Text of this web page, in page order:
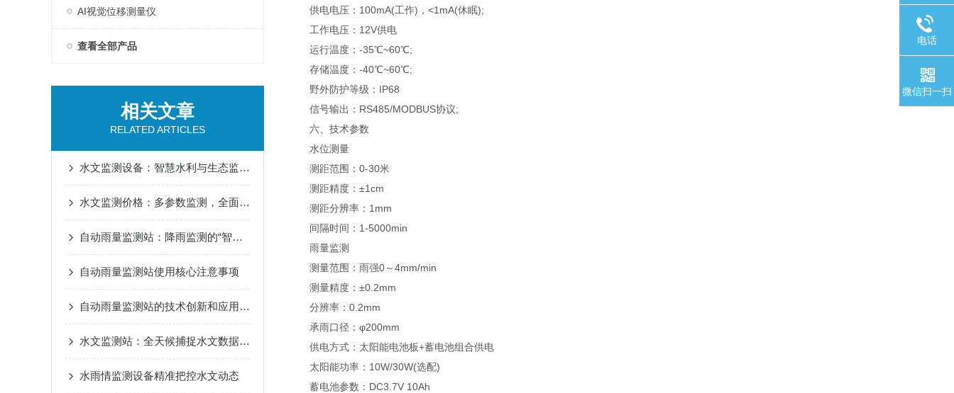
AI视觉位移测量仪
查看全部产品
相关文章
RELATED ARTICLES
水文监测设备：智慧水利与生态监测的精准数据基石
水文监测价格：多参数监测，全面感知，助力水利现代化
自动雨量监测站：降雨监测的“智能哨兵”
自动雨量监测站使用核心注意事项
自动雨量监测站的技术创新和应用成效
水文监测站：全天候捕捉水文数据，筑牢水安全“智慧防线”
水雨情监测设备精准把控水文动态
供电电压：100mA(工作)，<1mA(休眠);
工作电压：12V供电
运行温度：-35℃~60℃;
存储温度：-40℃~60℃;
野外防护等级：IP68
信号输出：RS485/MODBUS协议;
六、技术参数
水位测量
测距范围：0-30米
测距精度：±1cm
测距分辨率：1mm
间隔时间：1-5000min
雨量监测
测量范围：雨强0～4mm/min
测量精度：±0.2mm
分辨率：0.2mm
承雨口径：φ200mm
供电方式：太阳能电池板+蓄电池组合供电
太阳能功率：10W/30W(选配)
蓄电池参数：DC3.7V 10Ah
电话
微信扫一扫